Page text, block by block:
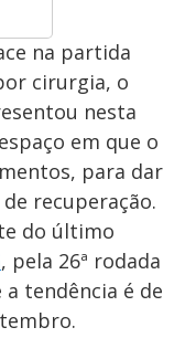
na partida
cirurgia, o
nesta
em que o
para dar
recuperação.
do último
, pela 26ª rodada
a tendência é de